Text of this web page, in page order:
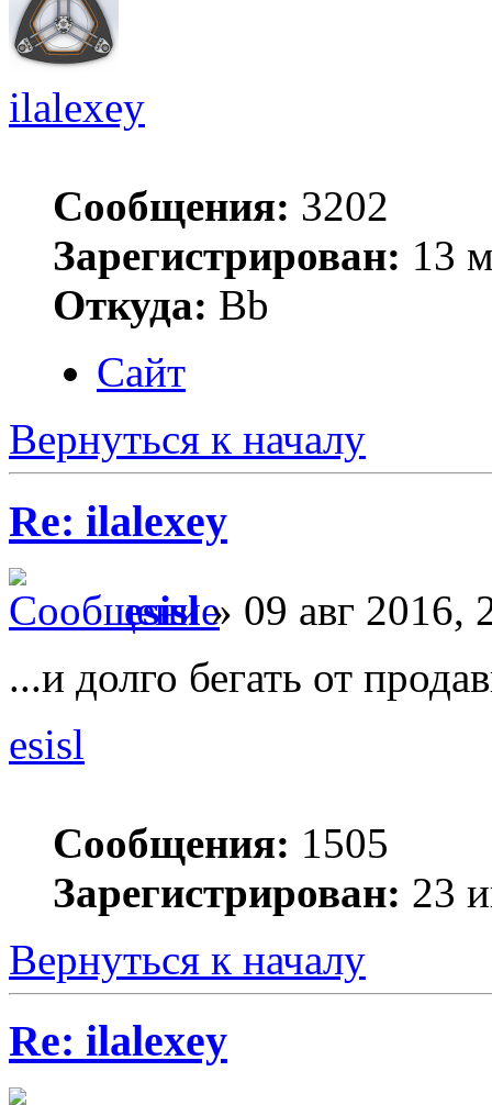
ilalexey
Сообщения: 3202
Зарегистрирован: 13
Откуда: Bb
Сайт
Вернуться к началу
Re: ilalexey
esisl» 09 авг 2016,
...и долго бегать от
esisl
Сообщения: 1505
Зарегистрирован: 23
Вернуться к началу
Re: ilalexey